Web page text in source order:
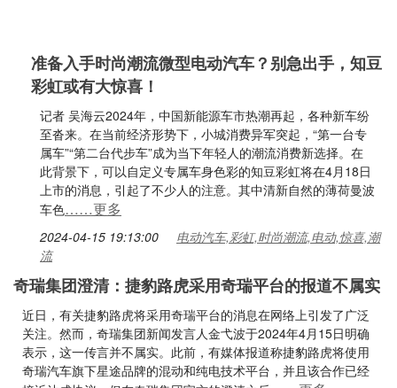
准备入手时尚潮流微型电动汽车？别急出手，知豆
彩虹或有大惊喜！
记者 吴海云2024年，中国新能源车市热潮再起，各种新车纷
至沓来。在当前经济形势下，小城消费异军突起，“第一台专
属车”“第二台代步车”成为当下年轻人的潮流消费新选择。在
此背景下，可以自定义专属车身色彩的知豆彩虹将在4月18日
上市的消息，引起了不少人的注意。其中清新自然的薄荷曼波
车色……更多
2024-04-15 19:13:00
电动汽车,彩虹,时尚潮流,电动,惊喜,潮
流
奇瑞集团澄清：捷豹路虎采用奇瑞平台的报道不属实
近日，有关捷豹路虎将采用奇瑞平台的消息在网络上引发了广泛
关注。然而，奇瑞集团新闻发言人金弋波于2024年4月15日明确
表示，这一传言并不属实。此前，有媒体报道称捷豹路虎将使用
奇瑞汽车旗下星途品牌的混动和纯电技术平台，并且该合作已经